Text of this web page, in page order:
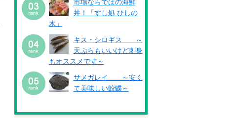
市場ならではの海鮮
丼！「すし処 ひしの
木」
キス・シロギス ～
天ぷらもいいけど刺身
もオススメです～
サメガレイ ～安く
て美味しい鮫鰈～